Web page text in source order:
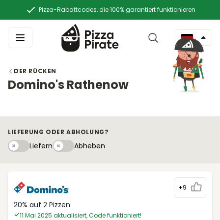
Pizza-Rabattcodes, die 100% garantiert funktionieren
DER RÜCKEN
Domino's Rathenow
LIEFERUNG ODER ABHOLUNG?
LiefernLiefernAbhebeny
Abheben
+9
20% auf 2 Pizzen
11 Mai 2025 aktualisiert, Code funktioniert!